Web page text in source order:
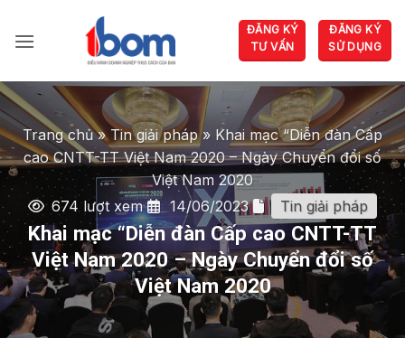
qua
dung
ĐĂNG KÝ
TƯ VẤN
ĐĂNG KÝ
SỬ DỤNG
Trang chủ»Tin giải pháp» Khai mạc “Diễn đàn Cấp
cao CNTT-TT Việt Nam 2020 – Ngày Chuyển đổi số
Việt Nam 2020
674 lượt xem
14/06/2023 Tin giải pháp
Khai mạc “Diễn đàn Cấp cao CNTT-TT
Việt Nam 2020 – Ngày Chuyển đổi số
Việt Nam 2020